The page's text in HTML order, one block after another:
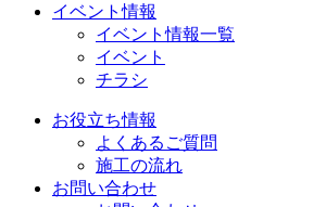
イベント情報
イベント情報一覧
イベント
チラシ
お役立ち情報
よくあるご質問
施工の流れ
お問い合わせ